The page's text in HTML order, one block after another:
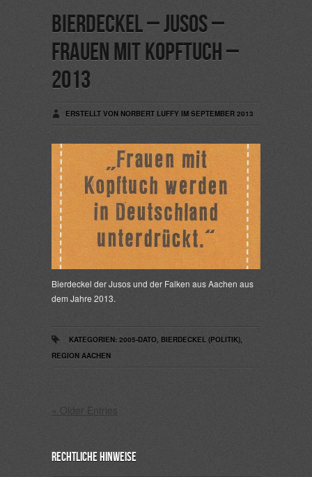
Bierdeckel – Jusos –
Frauen mit Kopftuch –
2013
ERSTELLT VON NORBERT LUFFY IM SEPTEMBER 2013
Bierdeckel der Jusos und der Falken aus Aachen aus
dem Jahre 2013.
KATEGORIEN: 2005-DATO, BIERDECKEL (POLITIK),
REGION AACHEN
« Older Entries
Rechtliche Hinweise